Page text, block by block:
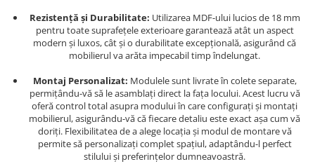
Rezistență și Durabilitate: Utilizarea MDF-ului lucios de 18 mm
pentru toate suprafețele exterioare garantează atât un aspect
modern și luxos, cât și o durabilitate excepțională, asigurând că
mobilierul va arăta impecabil timp îndelungat.
Montaj Personalizat: Modulele sunt livrate în colete separate,
permițându-vă să le asamblați direct la fața locului. Acest lucru vă
oferă control total asupra modului în care configurați și montați
mobilierul, asigurându-vă că fiecare detaliu este exact așa cum vă
doriți. Flexibilitatea de a alege locația și modul de montare vă
permite să personalizați complet spațiul, adaptându-l perfect
stilului și preferințelor dumneavoastră.